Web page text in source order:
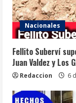
Nacionales
Fellito Suberví
Juan Valdez y Los
Redaccion 6